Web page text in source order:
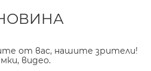
от вас, нашите зрители!
видео.